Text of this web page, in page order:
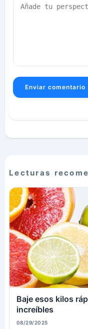
Enviar comentario
Lecturas
Baje esos kilos
increíbles
08/29/2025